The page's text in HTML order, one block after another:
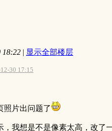
18:22 | 显示全部楼层
30 17:15
照片出问题了
，我想是不是像素太高，改了